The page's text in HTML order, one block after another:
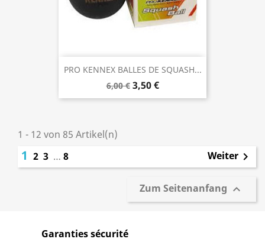
PRO KENNEX BALLES DE SQUASH...
6,00 € 3,50 €
1 - 12 von 85 Artikel(n)
1 2 3 … 8 Weiter 
Zum Seitenanfang 
Garanties sécurité